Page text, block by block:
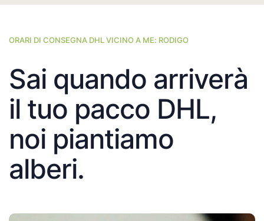
ORARI DI CONSEGNA DHL VICINO A ME: RODIGO
Sai quando arriverà
il tuo pacco DHL,
noi piantiamo
alberi.